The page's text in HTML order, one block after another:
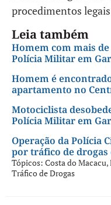
procedimentos
Leia também
Homem com mais
Polícia Militar em
Homem é
apartamento no
Motociclista
Polícia Militar em
Operação da Polícia
por tráfico de drogas
Tópicos: Costa do Macacu,
Tráfico de Drogas